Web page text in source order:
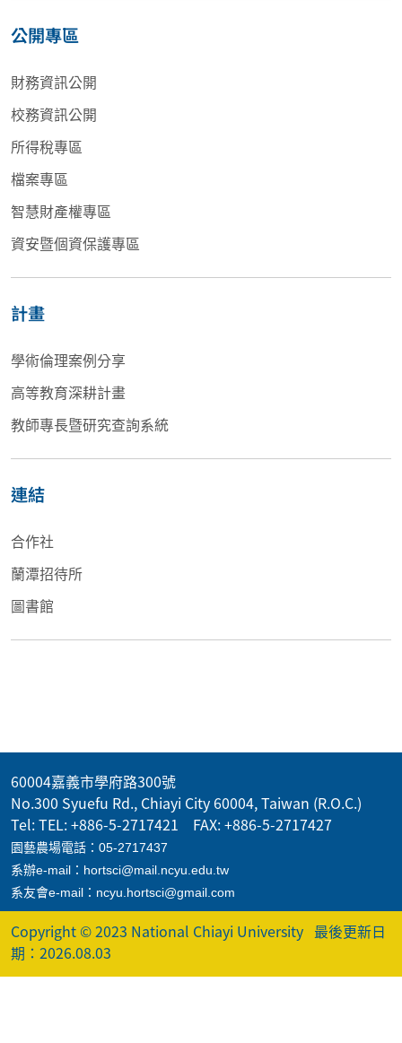
公開專區
財務資訊公開
校務資訊公開
所得稅專區
檔案專區
智慧財產權專區
資安暨個資保護專區
計畫
學術倫理案例分享
高等教育深耕計畫
教師專長暨研究查詢系統
連結
合作社
蘭潭招待所
圖書館
60004嘉義市學府路300號
No.300 Syuefu Rd., Chiayi City 60004, Taiwan (R.O.C.)
Tel: TEL: +886-5-2717421 FAX: +886-5-2717427
園藝農場電話：05-2717437
系辦e-mail：hortsci@mail.ncyu.edu.tw
系友會e-mail：ncyu.hortsci@gmail.com
Copyright © 2023 National Chiayi University 最後更新日
期：2026.08.03